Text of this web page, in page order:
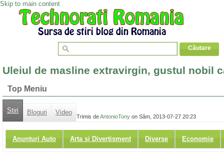
Skip to main content
Uleiul de masline extravirgin, gustul nobil
Top Meniu
Stiri Bloguri Video
Anunturi Auto Arta si Divertisment Diverse Economie
Trimis deAntonioTony on Sâm, 2013-07-27 20:23